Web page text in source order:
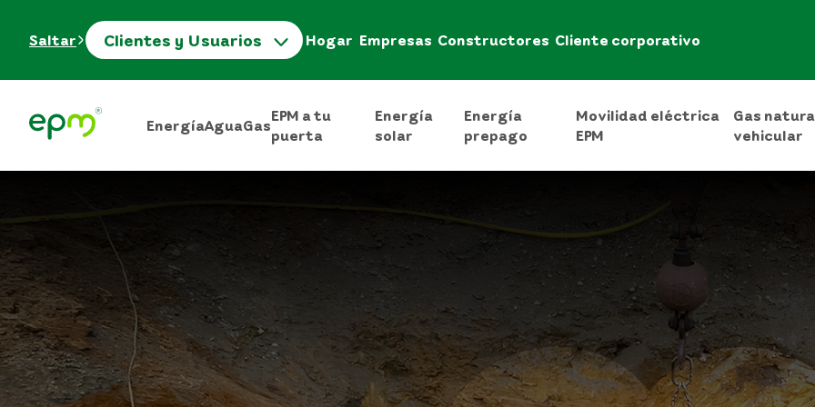
Saltar Clientes y Usuarios Hogar Empresas Constructores Cliente corporativo
EnergíaAguaGas
EPM a tu
puerta
Energía
solar
Energía
prepago
Movilidad eléctrica
EPM
Gas
vehicular